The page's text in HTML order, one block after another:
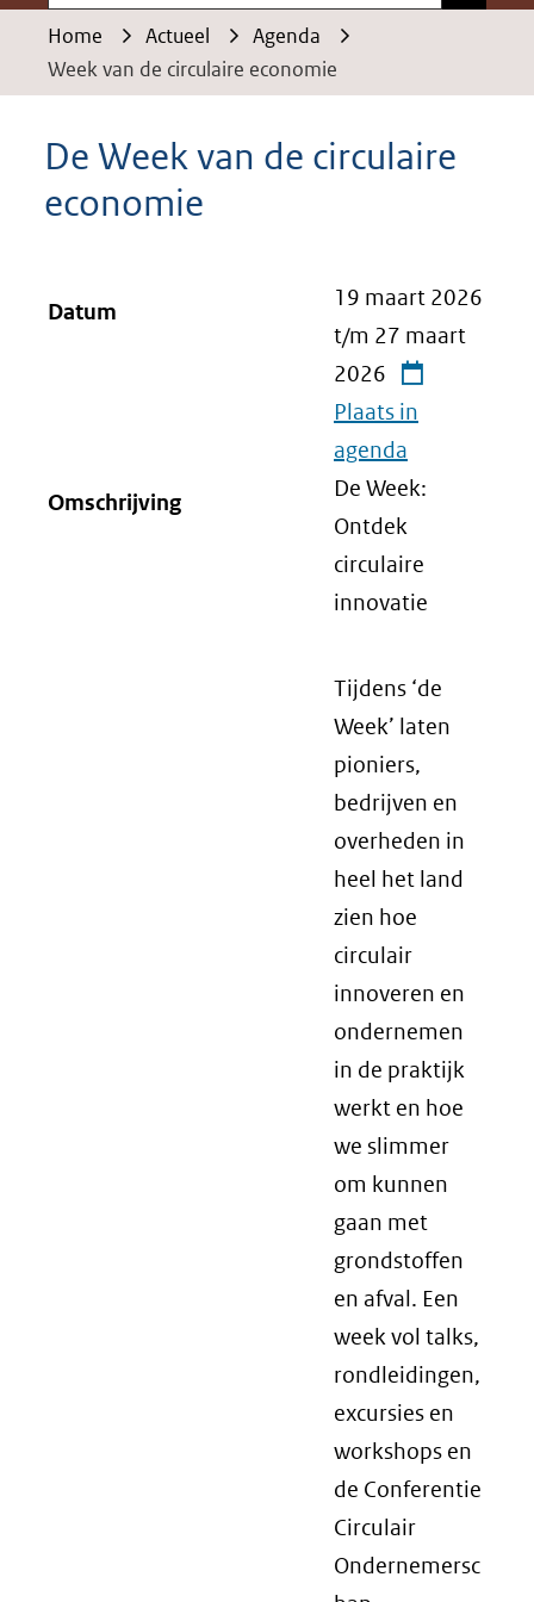
Home Actueel
Agenda
Week van de circulaire economie
De Week van de circulaire
economie
Datum
19 maart 2026
t/m 27 maart
2026
Plaats in
agenda
Omschrijving
De Week:
Ontdek
circulaire
innovatie
Tijdens ‘de
Week’ laten
pioniers,
bedrijven en
overheden in
heel het land
zien hoe
circulair
innoveren en
ondernemen
in de praktijk
werkt en hoe
we slimmer
om kunnen
gaan met
grondstoffen
en afval. Een
week vol talks,
rondleidingen,
excursies en
workshops en
de Conferentie
Circulair
Ondernemersc